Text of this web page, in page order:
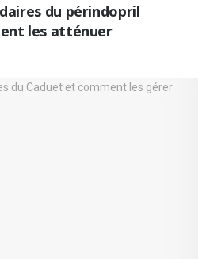
du périndopril
les atténuer